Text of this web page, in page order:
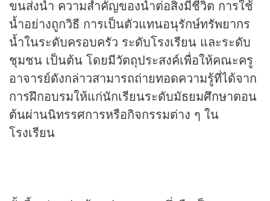
ขนส่งน้ำ ความสำคัญของน้ำต่อสิ่งมีชีวิต การใช้
น้ำอย่างถูกวิธี การเป็นตัวแทนอนุรักษ์ทรัพยากร
น้ำในระดับครอบครัว ระดับโรงเรียน และระดับ
ชุมชน เป็นต้น โดยมีวัตถุประสงค์เพื่อให้คณะครู
อาจารย์ดังกล่าวสามารถถ่ายทอดความรู้ที่ได้จาก
การฝึกอบรมให้แก่นักเรียนระดับมัธยมศึกษาตอน
ต้นผ่านนิทรรศการหรือกิจกรรมต่าง ๆ ใน
โรงเรียน